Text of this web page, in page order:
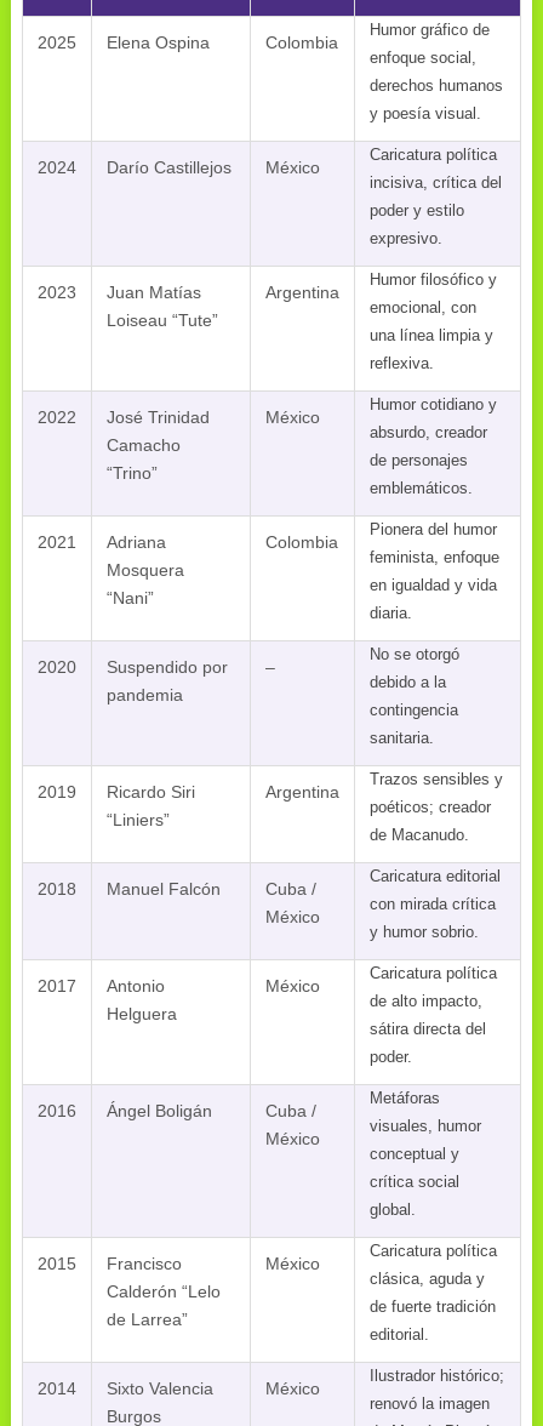
2025 Elena Ospina Colombia
Humor gráfico de
enfoque social,
derechos humanos
y poesía visual.
2024 Darío Castillejos México
Caricatura política
incisiva, crítica del
poder y estilo
expresivo.
2023
Juan Matías
Loiseau “Tute”
Argentina
Humor filosófico y
emocional, con
una línea limpia y
reflexiva.
2022
José Trinidad
Camacho
“Trino”
México
Humor cotidiano y
absurdo, creador
de personajes
emblemáticos.
2021
Adriana
Mosquera
“Nani”
Colombia
Pionera del humor
feminista, enfoque
en igualdad y vida
diaria.
2020
Suspendido por
pandemia
–
No se otorgó
debido a la
contingencia
sanitaria.
2019
Ricardo Siri
“Liniers”
Argentina
Trazos sensibles y
poéticos; creador
de Macanudo.
2018 Manuel Falcón
Cuba /
México
Caricatura editorial
con mirada crítica
y humor sobrio.
2017
Antonio
Helguera
México
Caricatura política
de alto impacto,
sátira directa del
poder.
2016 Ángel Boligán
Cuba /
México
Metáforas
visuales, humor
conceptual y
crítica social
global.
2015
Francisco
Calderón “Lelo
de Larrea”
México
Caricatura política
clásica, aguda y
de fuerte tradición
editorial.
2014
Sixto Valencia
Burgos
México
Ilustrador histórico;
renovó la imagen